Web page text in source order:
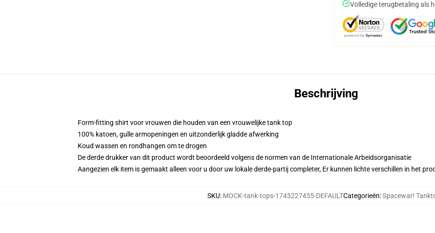
Volledige terugbetaling als
Beschrijving
Form-fitting shirt voor vrouwen die houden van een vrouwelijke tank top
100% katoen, gulle armopeningen en uitzonderlijk gladde afwerking
Koud wassen en rondhangen om te drogen
De derde drukker van dit product wordt beoordeeld volgens de normen van de Internationale Arbeidsorganisatie
Aangezien elk item is gemaakt alleen voor u door uw lokale derde-partij completer, Er kunnen lichte verschillen in het
SKU: MOCK-tank-tops-1745227455-DEFAULTCategorieën:Spacewar!